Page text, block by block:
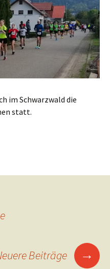
im Schwarzwald die
statt.
Beiträge →